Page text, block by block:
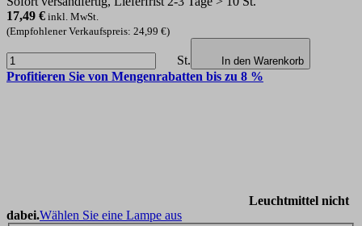
17,49 € inkl. MwSt.
(Empfohlener Verkaufspreis: 24,99 €)
St. In den Warenkorb
Profitieren Sie von Mengenrabatten bis zu 8 %
Leuchtmittel nicht
dabei.Wählen Sie eine Lampe aus